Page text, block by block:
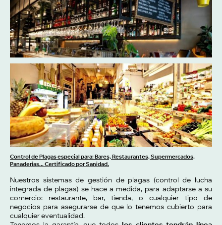
Control de Plagas especial para: Bares, Restaurantes, Supermercados,
Panaderías... Certificado por Sanidad.
Nuestros sistemas de gestión de plagas (control de lucha
integrada de plagas) se hace a medida, para adaptarse a su
comercio: restaurante, bar, tienda, o cualquier tipo de
negocios para asegurarse de que lo tenemos cubierto para
cualquier eventualidad.